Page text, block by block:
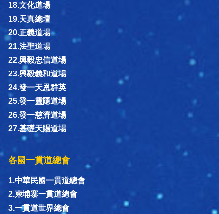
18.文化道場
19.天真總壇
20.正義道場
21.法聖道場
22.興毅忠信道場
23.興毅義和道場
24.發一天恩群英
25.發一靈隱道場
26.發一慈濟道場
27.基礎天賜道場
各國一貫道總會
1.中華民國一貫道總會
2.柬埔寨一貫道總會
3.一貫道世界總會